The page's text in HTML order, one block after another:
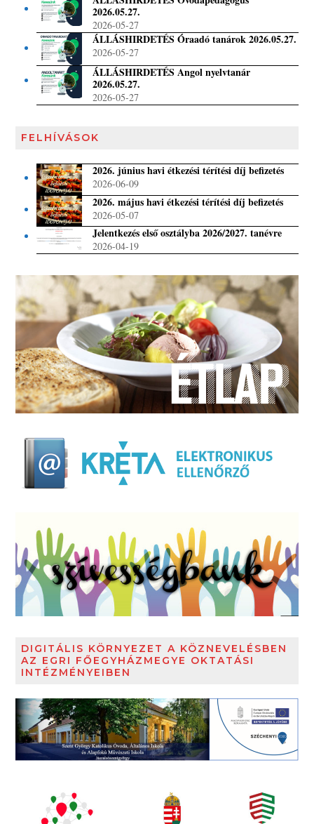
2026.05.27.
2026-05-27
ÁLLÁSHIRDETÉS Óraadó tanárok 2026.05.27.
2026-05-27
ÁLLÁSHIRDETÉS Angol nyelvtanár
2026.05.27.
2026-05-27
FELHÍVÁSOK
2026. június havi étkezési térítési díj befizetés
2026-06-09
2026. május havi étkezési térítési díj befizetés
2026-05-07
Jelentkezés első osztályba 2026/2027. tanévre
2026-04-19
DIGITÁLIS KÖRNYEZET A KÖZNEVELÉSBEN
AZ EGRI FŐEGYHÁZMEGYE OKTATÁSI
INTÉZMÉNYEIBEN